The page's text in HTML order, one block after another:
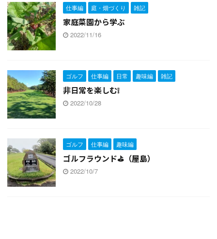
仕事編 庭・畑づくり 雑記
家庭菜園から学ぶ
2022/11/16
ゴルフ 仕事編 日常 趣味編 雑記
非日常を楽しむ❕
2022/10/28
ゴルフ 仕事編 趣味編
ゴルフラウンド⛳（屋島）
2022/10/7